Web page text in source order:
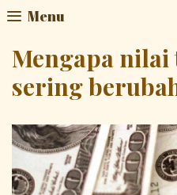
Skip
content
Menu
Mengapa
sering